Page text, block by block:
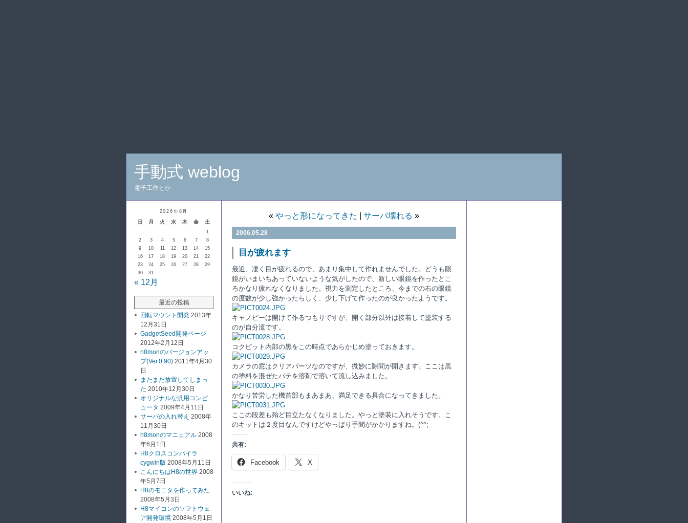
手動式 weblog
電子工作とか
« やっと形になってきた サーバ壊れる »
2006.05.28
目が疲れます
最近、凄く目が疲れるので、あまり集中して作れませんでした。どうも眼
鏡がいまいちあっていないような気がしたので、新しい眼鏡を作ったとこ
ろかなり疲れなくなりました。視力を測定したところ、今までの右の眼鏡
の度数が少し強かったらしく、少し下げて作ったのが良かったようです。
キャノピーは開けて作るつもりですが、開く部分以外は接着して塗装する
のが自分流です。
コクピット内部の黒をこの時点であらかじめ塗っておきます。
カメラの窓はクリアパーツなのですが、微妙に隙間が開きます。ここは黒
の塗料を混ぜたパテを溶剤で溶いて流し込みました。
かなり苦労した機首部もまあまあ、満足できる具合になってきました。
ここの段差も殆ど目立たなくなりました。やっと塗装に入れそうです。こ
のキットは２度目なんですけどやっぱり手間がかかりますね。(^^;
共有:
Facebook X
いいね:
2026年8月
日 月 火 水 木 金 土
1
2
3 4 5 6 7
8
9
10 11 12 13 14
15
16
17 18 19 20 21
22
23
24 25 26 27 28
29
30
31
« 12月
最近の投稿
回転マウント開発 2013年
12月31日
GadgetSeed開発ページ
2012年2月12日
h8monのバージョンアッ
プ(Ver.0.90) 2011年4月30
日
またまた放置してしまっ
た 2010年12月30日
オリジナルな汎用コンピ
ュータ 2009年4月11日
サーバの入れ替え 2008年
11月30日
h8monのマニュアル 2008
年6月1日
H8クロスコンパイラ
cygwin版 2008年5月11日
こんにちはH8の世界 2008
年5月7日
H8のモニタを作ってみた
2008年5月3日
H8マイコンのソフトウェ
ア開発環境 2008年5月1日